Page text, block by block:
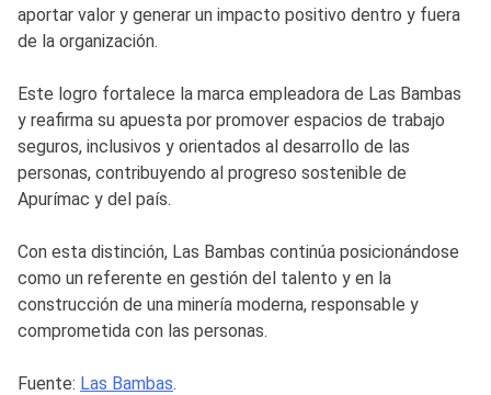
aportar valor y generar un impacto positivo dentro y fuera
de la organización.
Este logro fortalece la marca empleadora de Las Bambas
y reafirma su apuesta por promover espacios de trabajo
seguros, inclusivos y orientados al desarrollo de las
personas, contribuyendo al progreso sostenible de
Apurímac y del país.
Con esta distinción, Las Bambas continúa posicionándose
como un referente en gestión del talento y en la
construcción de una minería moderna, responsable y
comprometida con las personas.
Fuente: Las Bambas.